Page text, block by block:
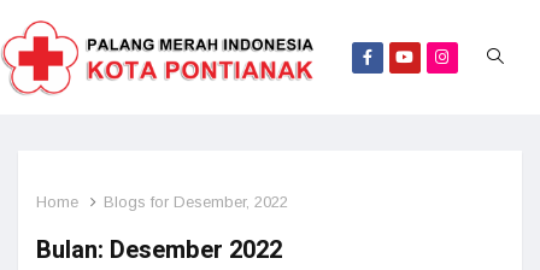
Home Blogs for Desember, 2022
Bulan: Desember 2022